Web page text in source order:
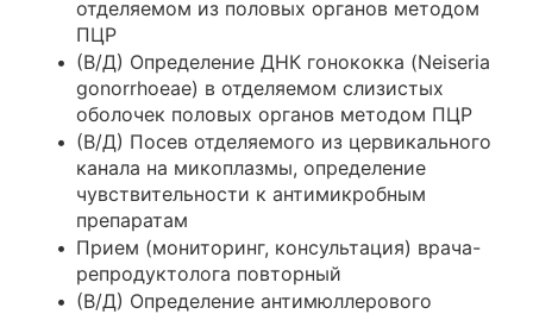
отделяемом из половых органов методом
ПЦР
(В/Д) Определение ДНК гонококка (Neiseria
gonorrhoeae) в отделяемом слизистых
оболочек половых органов методом ПЦР
(В/Д) Посев отделяемого из цервикального
канала на микоплазмы, определение
чувствительности к антимикробным
препаратам
Прием (мониторинг, консультация) врача-
репродуктолога повторный
(В/Д) Определение антимюллерового